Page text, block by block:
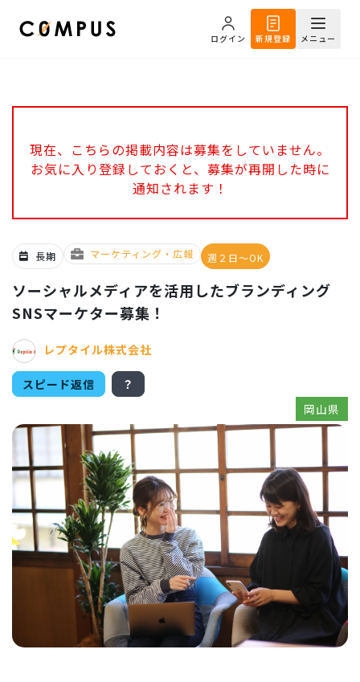
ログイン 新規登録 メニュー
現在、こちらの掲載内容は募集をしていません。
お気に入り登録しておくと、募集が再開した時に
通知されます！
長期 マーケティング・広報 週２日～OK
ソーシャルメディアを活用したブランディング
SNSマーケター募集！
レプタイル株式会社
スピード返信
？
岡山県